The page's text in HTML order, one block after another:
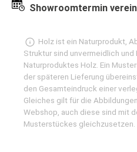
Showroomtermin
Holz ist ein Naturprodukt,
Struktur sind unvermeidlich
Naturproduktes Holz. Ein
der späteren Lieferung
den Gesamteindruck einer
Gleiches gilt für die
Webshop, auch diese sind mit
Musterstückes gleichzusetzen.